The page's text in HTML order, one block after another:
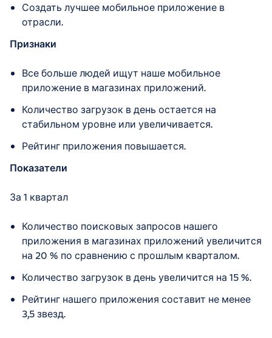
Создать лучшее мобильное приложение в
отрасли.
Признаки
Все больше людей ищут наше мобильное
приложение в магазинах приложений.
Количество загрузок в день остается на
стабильном уровне или увеличивается.
Рейтинг приложения повышается.
Показатели
За 1 квартал
Количество поисковых запросов нашего
приложения в магазинах приложений увеличится
на 20 % по сравнению с прошлым кварталом.
Количество загрузок в день увеличится на 15 %.
Рейтинг нашего приложения составит не менее
3,5 звезд.